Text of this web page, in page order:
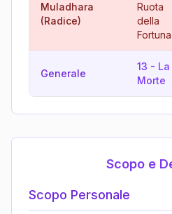
Muladhara
(Radice)
Ruota
della
Fortuna
Generale
13 - La
Morte
Scopo e
Scopo Personale